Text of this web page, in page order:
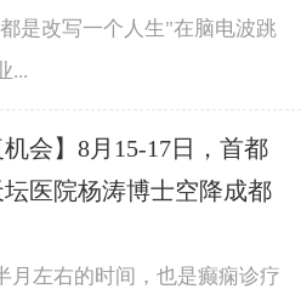
是改写一个人生"在脑电波跳
...
会】8月15-17日，首都
医院杨涛博士空降成都
月左右的时间，也是癫痫诊疗